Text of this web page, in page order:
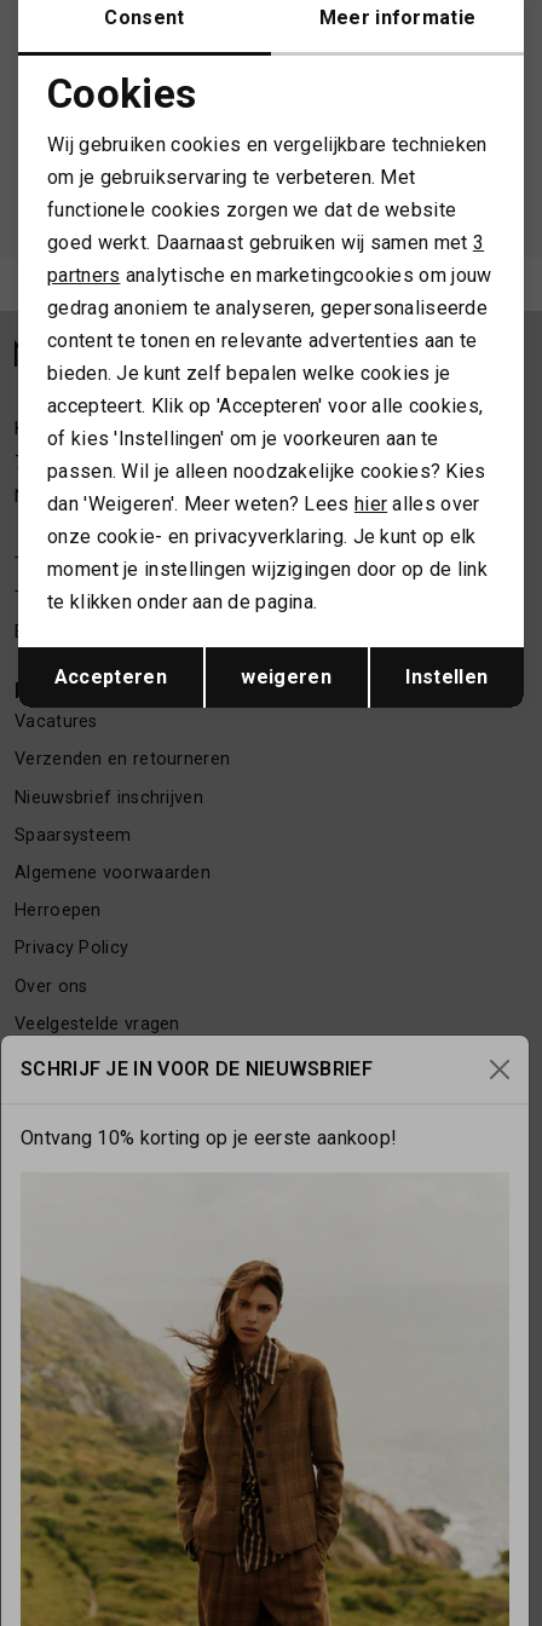
REGENLAARZEN
ROKKEN
SCHOENEN
SHORTS
SIERADEN
TASSEN
TOPS EN SHIRTS
VESTEN
SOKKEN
T-SHIRTS
TASSEN EN RUGZAKKEN
TRUIEN
VESTEN
Schrijf je in en ontvang 10% korting op je 1e bestelling
Hoe we met je data omgaan? Bekijk dit in onze
privacyverklaring.
Meld je aan voor de nieuwsbrief
Kleine Overstraat 36a
7411 JM Deventer
Nederland
Telefoon webshop06 24622202
Telefoon winkel06 34373619
E-mailadres
KLANTENSERVICE
Vacatures
Verzenden en retourneren
Nieuwsbrief inschrijven
Spaarsysteem
Algemene voorwaarden
Herroepen
Privacy Policy
Over ons
Veelgestelde vragen
Contact
OPENINGSTIJDEN
Donderdag
Vrijdag
Zaterdag
Zondag
Over ons
Necessaries by Marlou
Onze partners
SCHRIJF JE IN VOOR DE NIEUWSBRIEF
Ontvang 10% korting op je eerste aankoop!
Noodzakelijke cookies
Analytische cookies
Marketing cookies
Terug Opslaan
Consent Meer informatie
Cookies
Wij gebruiken cookies en vergelijkbare technieken
om je gebruikservaring te verbeteren. Met
functionele cookies zorgen we dat de website
goed werkt. Daarnaast gebruiken wij samen met 3
partners analytische en marketingcookies om jouw
gedrag anoniem te analyseren, gepersonaliseerde
content te tonen en relevante advertenties aan te
bieden. Je kunt zelf bepalen welke cookies je
accepteert. Klik op 'Accepteren' voor alle cookies,
of kies 'Instellingen' om je voorkeuren aan te
passen. Wil je alleen noodzakelijke cookies? Kies
dan 'Weigeren'. Meer weten? Lees hier alles over
onze cookie- en privacyverklaring. Je kunt op elk
moment je instellingen wijzigingen door op de link
te klikken onder aan de pagina.
Accepteren weigeren Instellen